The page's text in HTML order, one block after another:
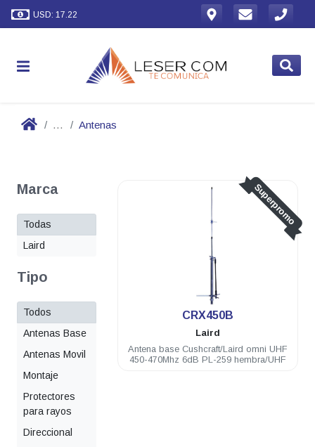
USD: 17.22
... Antenas
Marca
Todas
Laird
Tipo
Todos
Antenas Base
Antenas Movil
Montaje
Protectores
para rayos
Direccional
Superpromo
CRX450B
Laird
Antena base Cushcraft/Laird omni UHF
450-470Mhz 6dB PL-259 hembra/UHF